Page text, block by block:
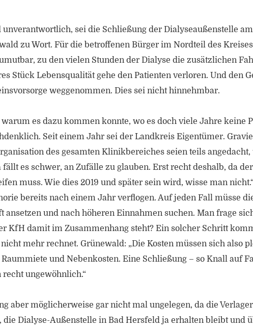
sei die Schließung der Dialyseaußenstelle
zu Wort. Für die betroffenen Bürger im Nordteil des
zu den vielen Stunden der Dialyse die zusätzlichen
Stück Lebensqualität gehe den Patienten verloren. Und den
weggenommen. Dies sei nicht hinnehmbar.
es dazu kommen konnte, wo es doch viele Jahre keine
Seit einem Jahr sei der Landkreis Eigentümer.
des gesamten Klinikbereiches seien teils angedacht,
es schwer, an Zufälle zu glauben. Erst recht deshalb, da
muss. Wie dies 2019 und später sein wird, wisse man
bereits nach einem Jahr verflogen. Auf jeden Fall müsse
und nach höheren Einnahmen suchen. Man frage
KfH damit im Zusammenhang steht? Ein solcher Schritt
mehr rechnet. Grünewald: „Die Kosten müssen sich also
und Nebenkosten. Eine Schließung – so Knall auf
ungewöhnlich.“
aber möglicherweise gar nicht mal ungelegen, da die
die Dialyse-Außenstelle in Bad Hersfeld ja erhalten bleibt und